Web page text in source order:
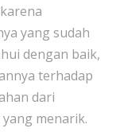
yang sudah
dengan baik,
terhadap
dari
menarik.